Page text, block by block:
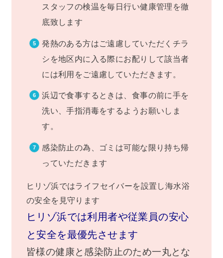
スタッフの検温を毎日行い健康管理を徹
底致します
発熱のある方はご遠慮していただくチラ
シを地区内に入る際にお配りして該当者
には利用をご遠慮していただきます。
浜辺で食事するときは、食事の前に手を
洗い、手指消毒をするようお願いしま
す。
感染防止の為、ゴミは可能な限り持ち帰
っていただきます
ヒリゾ浜ではライフセイバーを設置し海水浴
の安全を見守ります
ヒリゾ浜では利用者や従業員の安心
と安全を最優先させます
皆様の健康と感染防止のため一丸とな